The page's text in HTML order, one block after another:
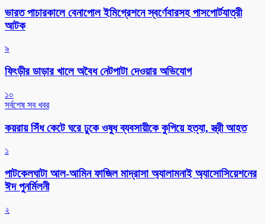
ভারত পাচারকালে বেনাপোল ইমিগ্রেশনে স্বর্ণেবারসহ পাসপোর্টযাত্রী
আটক
৯
ফিংড়ীর ডাড়ার খালে অবৈধ নেটপাটা দেওয়ার অভিযোগ
১০
সর্বশেষ সব খবর
কয়রায় সিঁধ কেটে ঘরে ঢুকে ওষুধ ব্যবসায়ীকে কুপিয়ে হত্যা, স্ত্রী আহত
১
পাটকেলঘাটা আল-আমিন ফাজিল মাদ্রাসা অ্যালামনাই অ্যাসোসিয়েশনের
ঈদ পুনর্মিলনী
২